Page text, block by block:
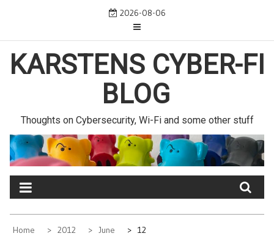
2026-08-06
KARSTENS CYBER-FI
BLOG
Thoughts on Cybersecurity, Wi-Fi and some other stuff
Home 2012 June 12